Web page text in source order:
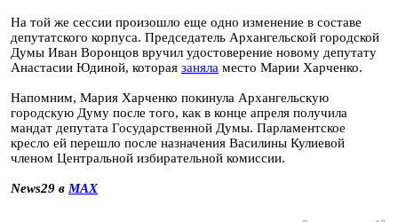
На той же сессии произошло еще одно изменение в составе
депутатского корпуса. Председатель Архангельской городской
Думы Иван Воронцов вручил удостоверение новому депутату
Анастасии Юдиной, которая заняла место Марии Харченко.
Напомним, Мария Харченко покинула Архангельскую
городскую Думу после того, как в конце апреля получила
мандат депутата Государственной Думы. Парламентское
кресло ей перешло после назначения Василины Кулиевой
членом Центральной избирательной комиссии.
News29 в MAX